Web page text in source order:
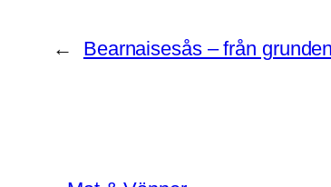
← Bearnaisesås – från grunden